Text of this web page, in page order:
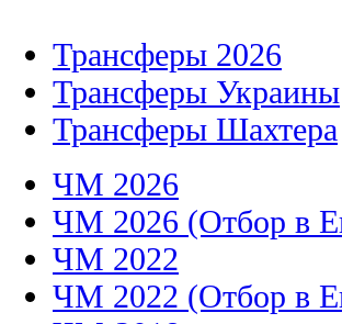
Трансферы 2026
Трансферы Украины
Трансферы Шахтера
ЧМ 2026
ЧМ 2026 (Отбор в
ЧМ 2022
ЧМ 2022 (Отбор в